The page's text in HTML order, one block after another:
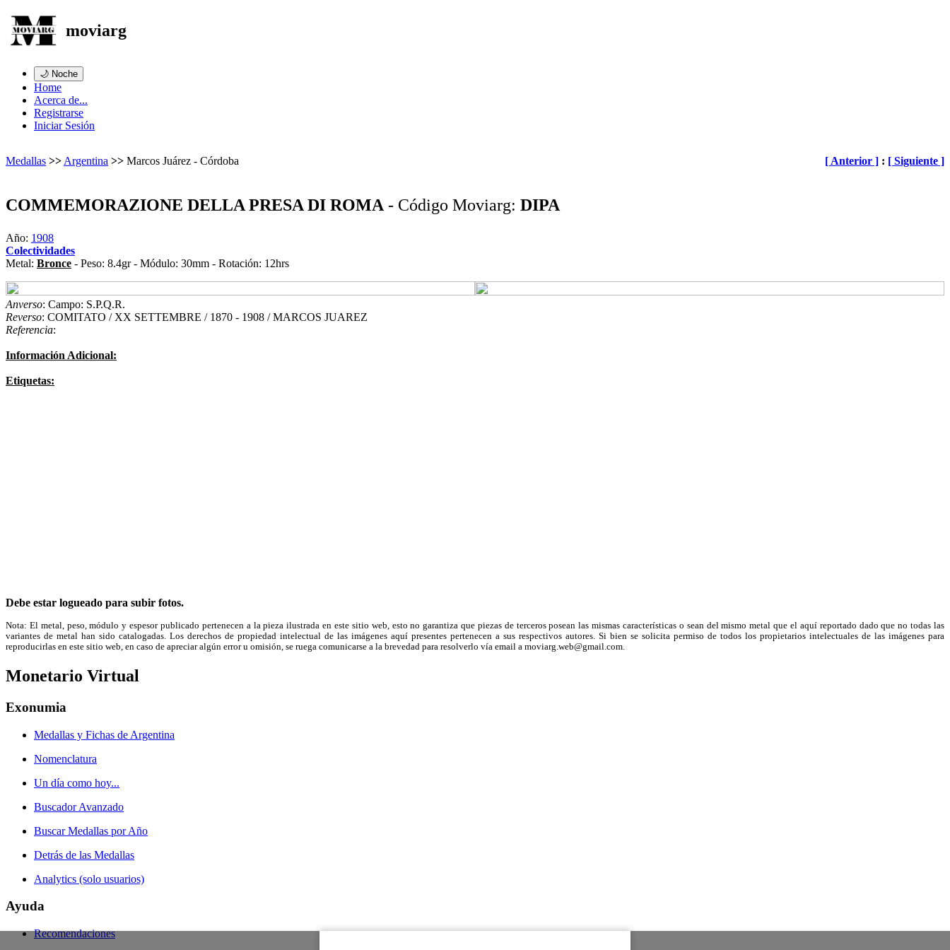
moviarg
🌙 Noche
Home
Acerca de...
Registrarse
Iniciar Sesión
Medallas >> Argentina >> Marcos Juárez - Córdoba [ Anterior ] : [ Siguiente ]
COMMEMORAZIONE DELLA PRESA DI ROMA - Código Moviarg: DIPA
Año: 1908
Colectividades
Metal: Bronce - Peso: 8.4gr - Módulo: 30mm - Rotación: 12hrs
Anverso: Campo: S.P.Q.R.
Reverso: COMITATO / XX SETTEMBRE / 1870 - 1908 / MARCOS JUAREZ
Referencia:
Información Adicional:
Etiquetas:
Debe estar logueado para subir fotos.
Nota: El metal, peso, módulo y espesor publicado pertenecen a la pieza ilustrada en este sitio web, esto no garantiza que piezas de terceros posean las mismas características o sean del mismo metal que el aquí reportado dado que no todas las
variantes de metal han sido catalogadas. Los derechos de propiedad intelectual de las imágenes aquí presentes pertenecen a sus respectivos autores. Si bien se solicita permiso de todos los propietarios intelectuales de las imágenes para
reproducirlas en este sitio web, en caso de apreciar algún error u omisión, se ruega comunicarse a la brevedad para resolverlo vía email a moviarg.web@gmail.com.
Monetario Virtual
Exonumia
Medallas y Fichas de Argentina
Nomenclatura
Un día como hoy...
Buscador Avanzado
Buscar Medallas por Año
Detrás de las Medallas
Analytics (solo usuarios)
Ayuda
Recomendaciones